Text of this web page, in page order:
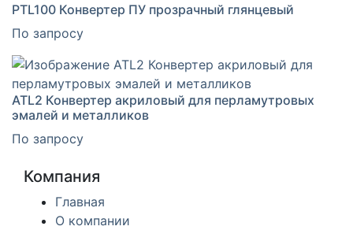
PTL100 Конвертер ПУ прозрачный глянцевый
По запросу
ATL2 Конвертер акриловый для перламутровых
эмалей и металликов
По запросу
Компания
Главная
О компании